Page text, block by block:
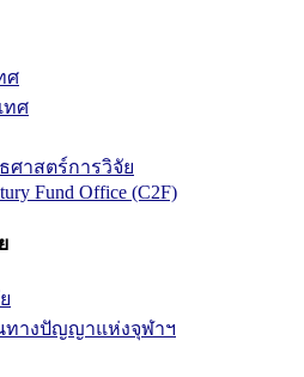
ศ
ทศ
าสตร์การวิจัย
Fund Office (C2F)
ทางปัญญาแห่งจุฬาฯ